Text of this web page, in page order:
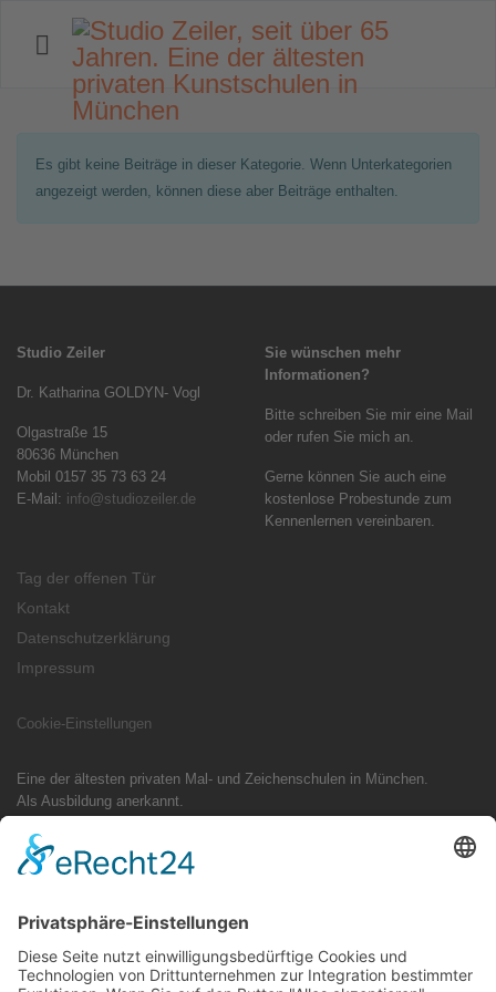
Information
Es gibt keine Beiträge in dieser Kategorie. Wenn Unterkategorien
angezeigt werden, können diese aber Beiträge enthalten.
Studio Zeiler
Dr. Katharina GOLDYN- Vogl
Olgastraße 15
80636 München
Mobil 0157 35 73 63 24
E-Mail: info@studiozeiler.de
Sie wünschen mehr
Informationen?
Bitte schreiben Sie mir eine Mail
oder rufen Sie mich an.
Gerne können Sie auch eine
kostenlose Probestunde zum
Kennenlernen vereinbaren.
Tag der offenen Tür
Kontakt
Datenschutzerklärung
Impressum
Cookie-Einstellungen
Eine der ältesten privaten Mal- und Zeichenschulen in München.
Als Ausbildung anerkannt.
Tradition trifft Design: Ihr Mappenkurs im Studio Zeiler München
Als eine der ältesten Adressen für Mappenvorbereitung in Bayern steht
Zeichnen – wir begleiten Sie persönlich und exklusiv direkt bei uns im
Atelier.